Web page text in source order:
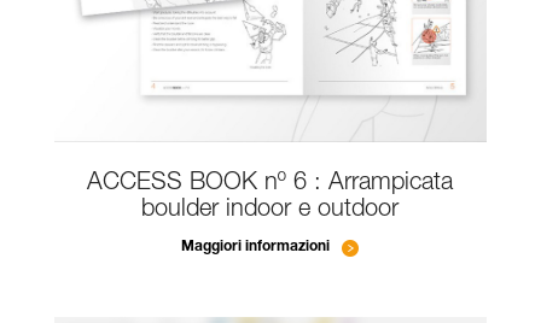
ACCESS BOOK nº 6 : Arrampicata
boulder indoor e outdoor
Maggiori informazioni